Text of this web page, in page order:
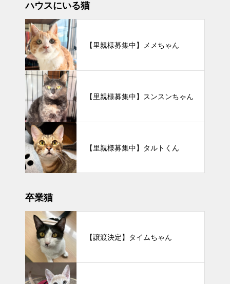
ハウスにいる猫
【里親様募集中】メメちゃん
【里親様募集中】スンスンちゃん
【里親様募集中】タルトくん
卒業猫
【譲渡決定】タイムちゃん